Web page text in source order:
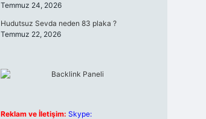
Temmuz 24, 2026
Hudutsuz Sevda neden 83 plaka ?
Temmuz 22, 2026
Reklam ve İletişim: Skype: